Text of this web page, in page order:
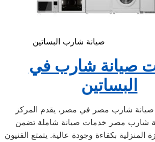
صيانة شارب البساتين
صيانة شارب في
البساتين
صيانة شارب مصر في مصر، يقدم المركز
شارب مصر خدمات صيانة شاملة تضمن
المنزلية بكفاءة وجودة عالية. يتمتع الفنيون